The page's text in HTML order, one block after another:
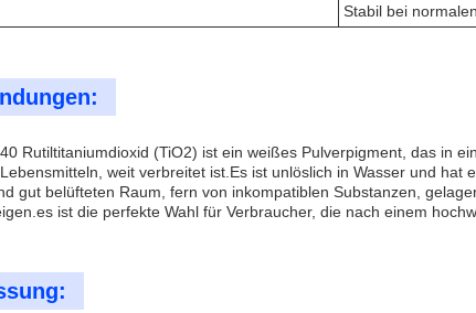
Stabil bei
Rutiltitaniumdioxid (TiO2) ist ein weißes Pulverpigment, das in
weit verbreitet ist.Es ist unlöslich in Wasser und hat
gut belüfteten Raum, fern von inkompatiblen Substanzen,
ist die perfekte Wahl für Verbraucher, die nach einem